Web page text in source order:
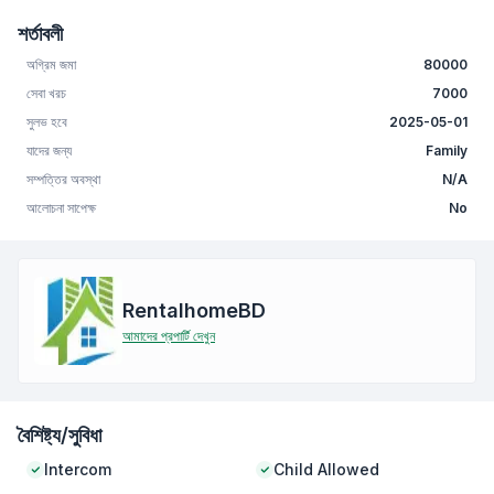
শর্তাবলী
অগ্রিম জমা
80000
সেবা খরচ
7000
সুলভ হবে
2025-05-01
যাদের জন্য
Family
সম্পত্তির অবস্থা
N/A
আলোচনা সাপেক্ষ
No
RentalhomeBD
আমাদের প্রপার্টি দেখুন
বৈশিষ্ট্য/সুবিধা
Intercom Child Allowed